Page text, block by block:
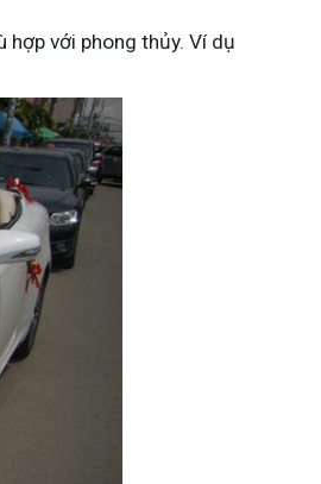
với phong thủy. Ví dụ